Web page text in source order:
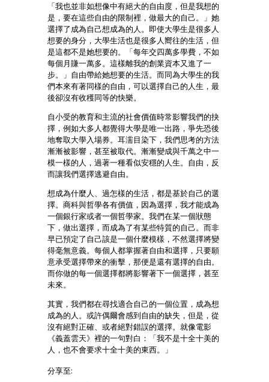
「我也並非如想像中有絕大的自由度，但是我想的
是，要在這些自由的限制裡，做最大的自己。」她
選擇了成為自己想成為的人。即使大學生是很多人
想要的身分，大學生活也是很多人嚮往的生活，但
是這都不是她想要的。「每年交四萬多學費，不如
每個月賺一萬多。這樣離我的創業資本又進了一
步。」自由帶給她想要的生活。而同為大學生的我
們本來有著同樣的自由，可以選擇自己的人生，最
後卻沒有收穫同等的快樂。
自小受的教育和主流的社會價值時常影響我們的抉
擇，例如大多人都覺得大學是唯一出路，爭先恐後
地奪取大學入場券。耳濡目染下，我們思考的方法
漸漸被影響，甚至被取代。漸漸變成與千萬之中一
模一樣的人，過著一種看似安穩的人生。自由，反
而讓我們選擇逃避自由。
想成為什麼人、過怎樣的生活，都是基於自己的選
擇。商科與哲學各有價值，因為選擇，我才能成為
一個銀行家或者一個哲學家。我們在某一個狀態
下，做出選擇，而成為了有某些特質的自己。而非
早已預定了自己該是一個什麼模樣，不然選擇將變
得毫無意義。每個人都掌握著自由和選擇，只要願
意承受選擇帶來的衝擊，那便是還有選擇的自由。
而你做的每一個選擇都將影響著下一個選擇，甚至
未來。
其實，我們都在尋找適合自己的一個位置，成為想
成為的人。或許偶爾會感到自由的缺失，但是，從
沒有絕對正確、或者絕對錯誤的選擇。就像電影
《義蓋雲天》裡的一句對白：「我不是十全十美的
人，也不會要求十全十美的東西。」
分享至: